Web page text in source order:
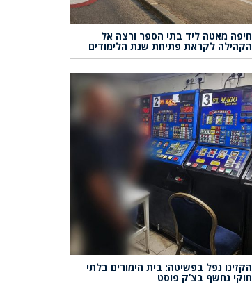
חיפה מאטה ליד בתי הספר ורצה אל
הקהילה לקראת פתיחת שנת הלימודים
הקזינו נפל בפשיטה: בית הימורים בלתי
חוקי נחשף בצ’ק פוסט